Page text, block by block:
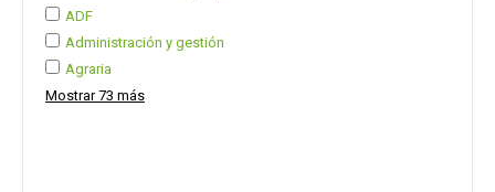
ADF
Administración y gestión
Agraria
Mostrar 73 más